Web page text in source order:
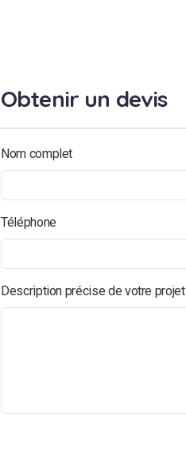
Obtenir un devis
Nom complet
Téléphone
Description précise de votre projet